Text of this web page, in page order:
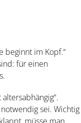
beginnt im Kopf.“
für einen
sei. Wichtig